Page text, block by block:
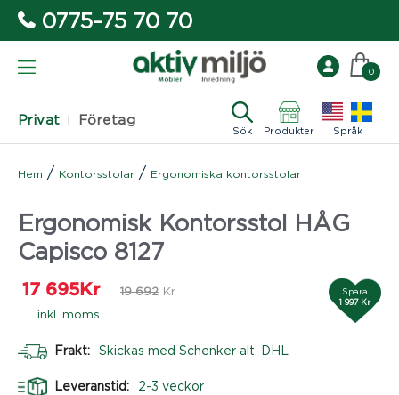
0775-75 70 70
Privat Företag
Sök Produkter Språk
0
Hem / Kontorsstolar / Ergonomiska kontorsstolar
Ergonomisk Kontorsstol HÅG
Capisco 8127
17 695 Kr
inkl. moms
19 692 Kr Spara
1 997 Kr
Frakt: Skickas med Schenker alt. DHL
Leveranstid: 2-3 veckor